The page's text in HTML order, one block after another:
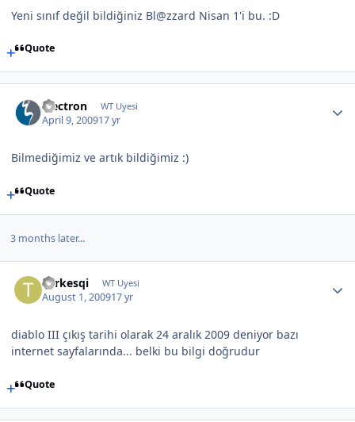
Yeni sınıf değil bildiğiniz Bl@zzard Nisan 1'i bu. :D
Quote
electron WT Uyesi
April 9, 200917 yr
Bilmediğimiz ve artık bildiğimiz :)
Quote
3 months later...
Turkesqi WT Uyesi
August 1, 200917 yr
diablo III çıkış tarihi olarak 24 aralık 2009 deniyor bazı
internet sayfalarında... belki bu bilgi doğrudur
Quote